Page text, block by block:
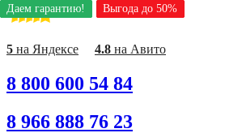
Перейти
к
содержимому
5 на Яндексе 4.8 на Авито
8 800 600 54 84
8 966 888 76 23
Даем гарантию! Выгода до 50%
Даем гарантию! Выгода до 50%
Даем гарантию! Выгода до 50%
Даем гарантию! Выгода до 50%
Даем гарантию! Выгода до 50%
Даем гарантию! Выгода до 50%
Даем гарантию! Выгода до 50%
Даем гарантию! Выгода до 50%
Даем гарантию! Выгода до 50%